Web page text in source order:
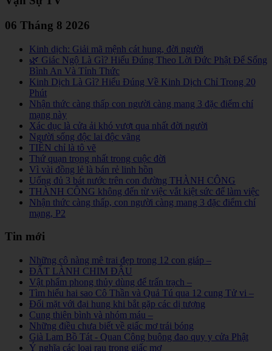
06 Tháng 8 2026
Kinh dịch: Giải mã mệnh cát hung, đời người
🌿 Giác Ngộ Là Gì? Hiểu Đúng Theo Lời Đức Phật Để Sống
Bình An Và Tỉnh Thức
Kinh Dịch Là Gì? Hiểu Đúng Về Kinh Dịch Chỉ Trong 20
Phút
Nhận thức càng thấp con người càng mang 3 đặc điểm chí
mạng này
Xác dục là cửa ải khó vượt qua nhất đời người
Người sống độc lai độc vãng
TIỀN chỉ là tô vẽ
Thứ quạn trọng nhất trong cuộc đời
Vì vài đồng lẻ là bán rẻ linh hồn
Uống đủ 3 bát nước trên con đường THÀNH CÔNG
THÀNH CÔNG không đến từ việc vắt kiệt sức để làm việc
Nhận thức càng thấp, con người càng mang 3 đặc điểm chí
mạng, P2
Tin mới
Những cô nàng mê trai đẹp trong 12 con giáp –
ĐẤT LÀNH CHIM ĐẬU
Vật phẩm phong thủy dùng để trấn trạch –
Tìm hiểu hai sao Cô Thần và Quả Tú qua 12 cung Tử vi –
Đối mặt với đại hung khi bắt gặp các dị tượng
Cung thiên bình và nhóm máu –
Những điều chưa biết về giấc mơ trái bóng
Già Lam Bồ Tát - Quan Công buông đao quy y cửa Phật
Ý nghĩa các loại rau trong giấc mơ